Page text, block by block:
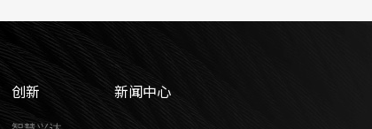
创新 新闻中心